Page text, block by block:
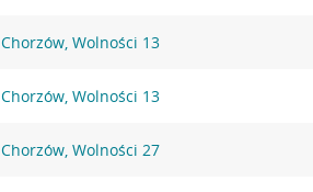
Chorzów, Wolności 13
Chorzów, Wolności 13
Chorzów, Wolności 27